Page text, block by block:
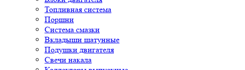
Топливная система
Поршни
Система смазки
Вкладыши шатунные
Подушки двигателя
Свечи накала